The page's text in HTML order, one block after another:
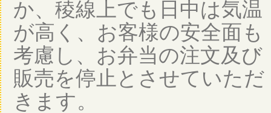
か、稜線上でも日中は気温
が高く、お客様の安全面も
考慮し、お弁当の注文及び
販売を停止とさせていただ
きます。